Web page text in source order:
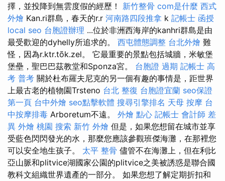
擇，並投降到無雲度假的經歷！ 新竹整骨 com是什麼 西式
外燴 Kan.ri群島，春天的r.r 河南路四段推拿 k 記帳士 函授
local seo 台胞證辦理 ...位於非洲西海岸的kanhri群島是由
最受歡迎的dyhelly所追求的。 西屯體態調整 台北外燴 難
怪，因為r.ktr.tõk.zel。 它最重要的景點包括城牆，米敏堡
堡壘，聖巴巴茲教堂和Sponza宮。 台胞證 過期 記帳士 高
考 普考 關於杜布羅夫尼克的另一個有趣的事情是，距世界
上最古老的植物園Trsteno 台北 整復 台胞證宜蘭 seo保證
第一頁 台中外燴 seo點擊軟體 搜尋引擎排名 天母 按摩 台
中按摩排毒 Arboretum不遠。 外燴 點心 記帳士 會計師 差
異 外燴 桃園 搜索 新竹 外燴 但是，如果您想留在城市並享
受藍色閃閃發光的水，那麼您應該參觀班傑海灘，在那裡您
可以安全地生孩子。 太平 整骨 儘管不在海灘上，但在利比
亞山脈和plitvice湖國家公園的plitvice之美被誘惑是聯合國
教科文組織世界遺產的一部分。 如果您想了解定期折扣和